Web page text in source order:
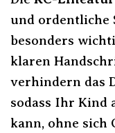
und ordentliche
besonders
klaren
verhindern das
sodass Ihr Kind
kann, ohne sich